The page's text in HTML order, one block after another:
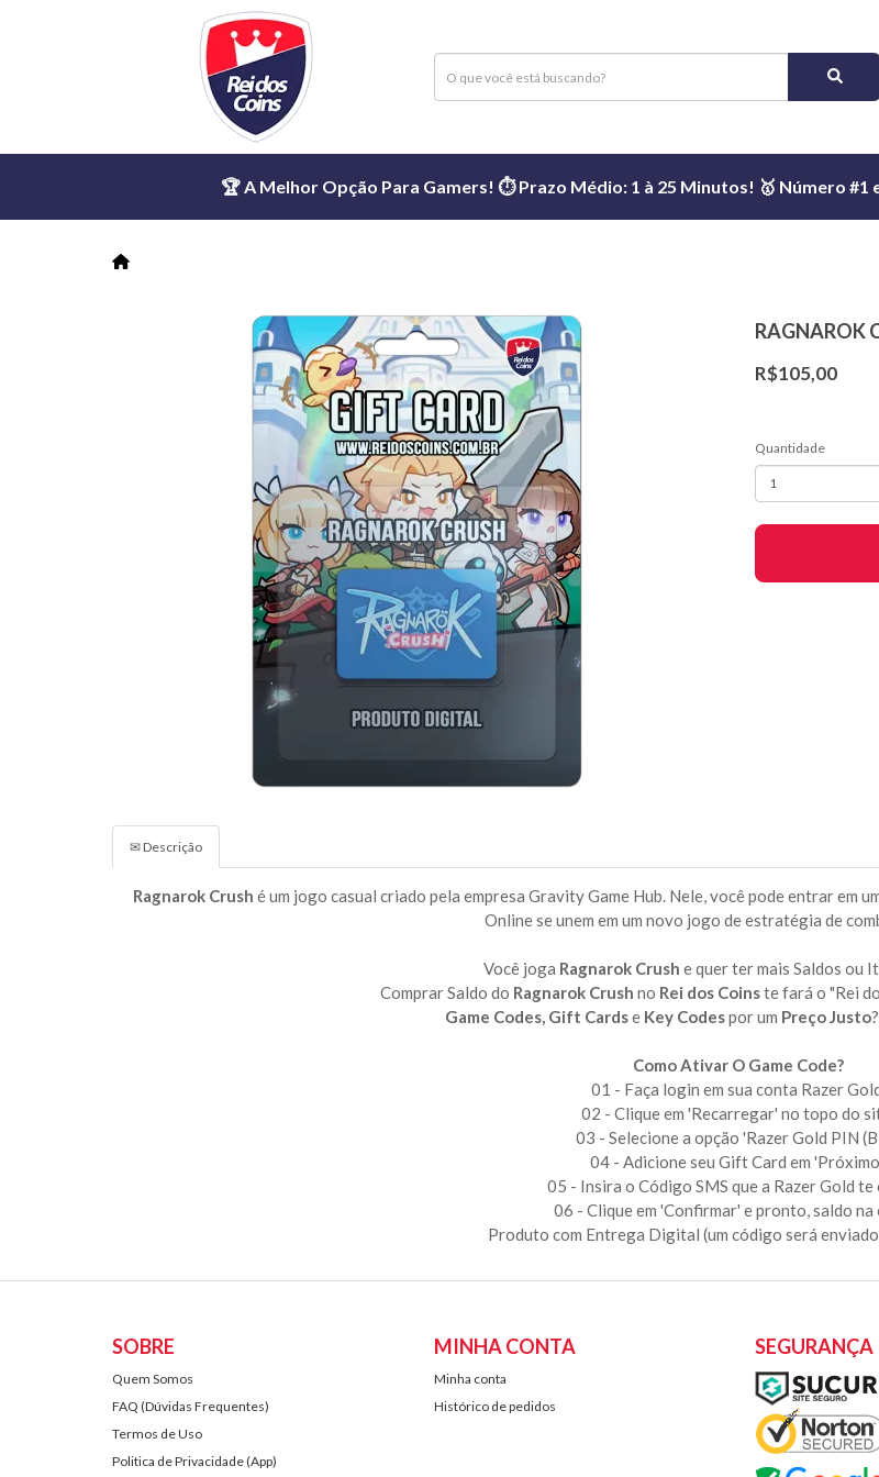
🏆 A Melhor Opção Para Gamers! ⏱️ Prazo Médio: 1 à 25 Minutos! 🥇 Número
RAGNAROK
R$105,00
Quantidade
✉ Descrição
Ragnarok Crush é um jogo casual criado pela empresa Gravity Game Hub. Nele, você pode entrar em
Online se unem em um novo jogo de estratégia de
Você joga Ragnarok Crush e quer ter mais Saldos ou
Comprar Saldo do Ragnarok Crush no Rei dos Coinste fará o "Rei
Game Codes, Gift Cardse Key Codespor um Preço Justo
Como Ativar O Game Code?
01 - Faça login em sua conta Razer
02 - Clique em 'Recarregar' no topo do
03 - Selecione a opção 'Razer Gold PIN
04 - Adicione seu Gift Card em
05 - Insira o Código SMS que a Razer Gold te
06 - Clique em 'Confirmar' e pronto, saldo na
Produto com Entrega Digital (um código será enviado
SOBRE
Quem Somos
FAQ (Dúvidas Frequentes)
Termos de Uso
Politica de Privacidade (App)
MINHA CONTA
Minha conta
Histórico de pedidos
SEGURANÇA